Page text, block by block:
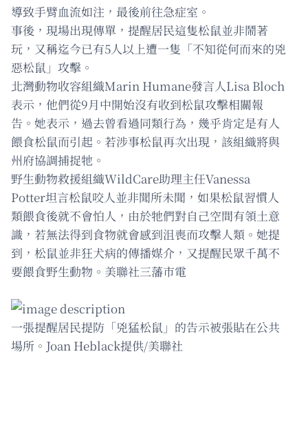
導致手臂血流如注，最後前往急症室。
事後，現場出現傳單，提醒居民這隻松鼠並非鬧著
玩，又稱迄今已有5人以上遭一隻「不知從何而來的兇
惡松鼠」攻擊。
北灣動物收容組織Marin Humane發言人Lisa Bloch
表示，他們從9月中開始沒有收到松鼠攻擊相關報
告。她表示，過去曾看過同類行為，幾乎肯定是有人
餵食松鼠而引起。若涉事松鼠再次出現，該組織將與
州府協調捕捉牠。
野生動物救援組織WildCare助理主任Vanessa
Potter坦言松鼠咬人並非聞所未聞，如果松鼠習慣人
類餵食後就不會怕人，由於牠們對自己空間有領土意
識，若無法得到食物就會感到沮喪而攻擊人類。她提
到，松鼠並非狂犬病的傳播媒介，又提醒民眾千萬不
要餵食野生動物。美聯社三藩市電
一張提醒居民提防「兇猛松鼠」的告示被張貼在公共
場所。Joan Heblack提供/美聯社